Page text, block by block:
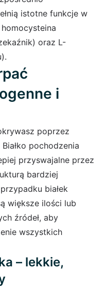
istotne funkcje w
oraz L-
i
poprzez
pochodzenia
przyswajalne przez
bardziej
białek
większe ilości lub
źródeł, aby
wszystkich
– lekkie,